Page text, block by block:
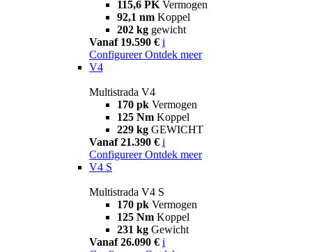
115,6 PK Vermogen
92,1 nm Koppel
202 kg gewicht
Vanaf 19.590 € i
Configureer Ontdek meer
V4
Multistrada V4
170 pk Vermogen
125 Nm Koppel
229 kg GEWICHT
Vanaf 21.390 € i
Configureer Ontdek meer
V4 S
Multistrada V4 S
170 pk Vermogen
125 Nm Koppel
231 kg Gewicht
Vanaf 26.090 € i